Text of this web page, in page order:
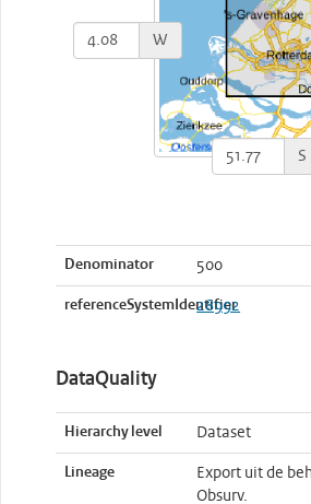
S
W
Denominator 500
referenceSystemIdentifier
28992
DataQuality
Hierarchy level Dataset
Lineage
Export uit de
Obsurv.